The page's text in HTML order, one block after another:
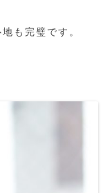
も完璧です。